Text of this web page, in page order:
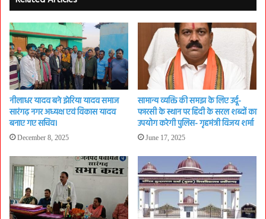
नीलाधर यादव बने झेरिया यादव समाज
सारंगढ़ नगर अध्यक्ष एवं विकास यादव
बनाए गए सचिव।
December 8, 2025
सामान्य व्यक्ति की समझ के लिए उर्दू-
फारसी के स्थान पर हिंदी के सरल शब्दों का
उपयोग करेगी पुलिस- गृहमंत्री विजय शर्मा
June 17, 2025